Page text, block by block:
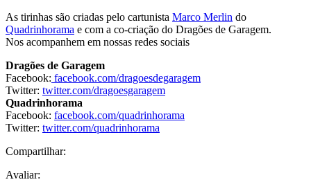
As tirinhas são criadas pelo cartunista Marco Merlin do
Quadrinhorama e com a co-criação do Dragões de Garagem.
Nos acompanhem em nossas redes sociais
Dragões de Garagem
Facebook: facebook.com/dragoesdegaragem
Twitter: twitter.com/dragoesgaragem
Quadrinhorama
Facebook: facebook.com/quadrinhorama
Twitter: twitter.com/quadrinhorama
Compartilhar:
Avaliar: